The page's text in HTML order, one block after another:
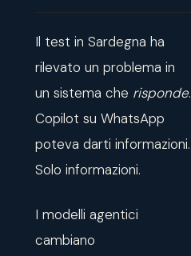
Il test in Sardegna ha
rilevato un problema in
un sistema che risponde.
Copilot su WhatsApp
poteva darti informazioni.
Solo informazioni.
I modelli agentici
cambiano